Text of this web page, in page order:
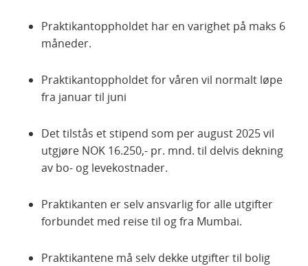
Praktikantoppholdet har en varighet på maks 6
måneder.
Praktikantoppholdet for våren vil normalt løpe
fra januar til juni
Det tilstås et stipend som per august 2025 vil
utgjøre NOK 16.250,- pr. mnd. til delvis dekning
av bo- og levekostnader.
Praktikanten er selv ansvarlig for alle utgifter
forbundet med reise til og fra Mumbai.
Praktikantene må selv dekke utgifter til bolig